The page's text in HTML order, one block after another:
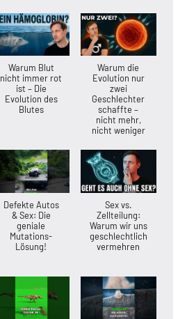
Warum Blut
nicht immer rot
ist – Die
Evolution des
Blutes
Warum die
Evolution nur
zwei
Geschlechter
schaffte –
nicht mehr,
nicht weniger
Defekte Autos
& Sex: Die
geniale
Mutations-
Lösung!
Sex vs.
Zellteilung:
Warum wir uns
geschlechtlich
vermehren